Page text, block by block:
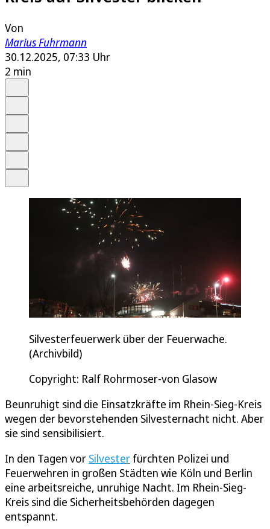
Von
Marius Fuhrmann
30.12.2025, 07:33 Uhr
2 min
Silvesterfeuerwerk über der Feuerwache.
(Archivbild)
Copyright: Ralf Rohrmoser-von Glasow
Beunruhigt sind die Einsatzkräfte im Rhein-Sieg-Kreis
wegen der bevorstehenden Silvesternacht nicht. Aber
sie sind sensibilisiert.
In den Tagen vor Silvester fürchten Polizei und
Feuerwehren in großen Städten wie Köln und Berlin
eine arbeitsreiche, unruhige Nacht. Im Rhein-Sieg-
Kreis sind die Sicherheitsbehörden dagegen
entspannt.